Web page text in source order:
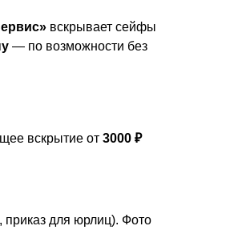
вскрывает сейфы
— по возможности без
вскрытие от 3000 ₽
приказ для юрлиц). Фото